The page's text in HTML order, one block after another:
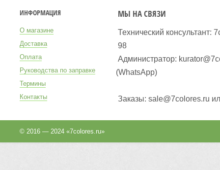
ИНФОРМАЦИЯ
О магазине
Доставка
Оплата
Руководства по заправке
Термины
Контакты
МЫ НА СВЯЗИ
Технический консультант:
98
Администратор:
(WhatsApp)
Заказы: sale@7colores.ru
© 2016 — 2024 «7colores.ru»